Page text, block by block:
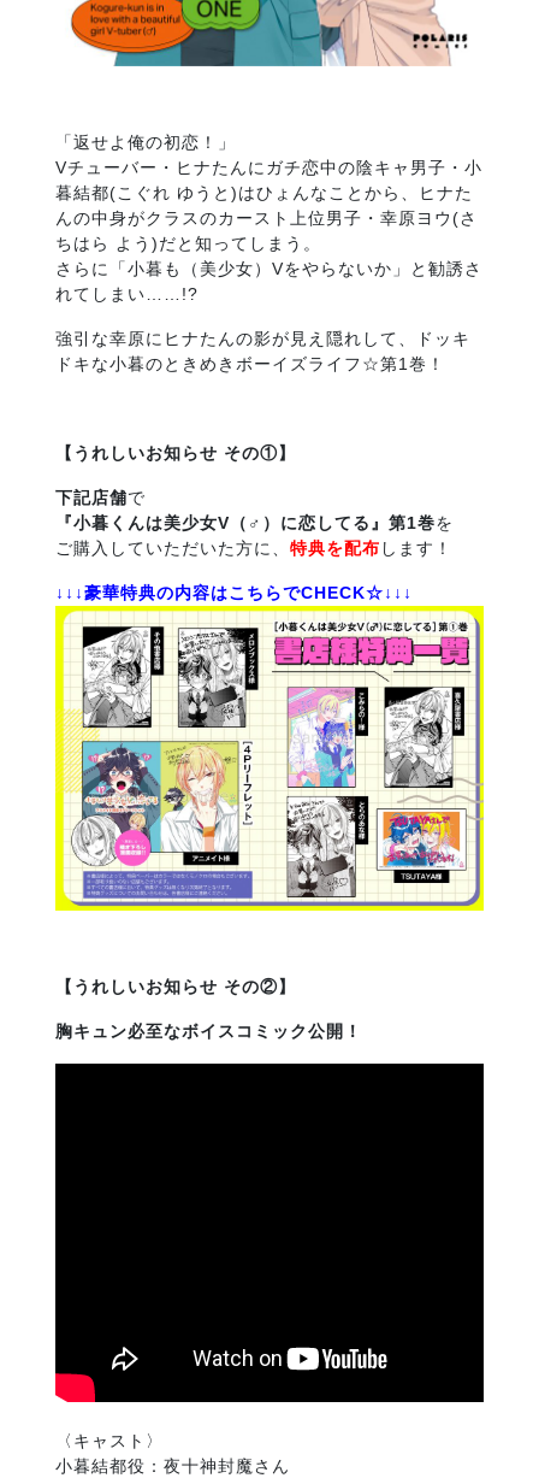
「返せよ俺の初恋！」
Vチューバー・ヒナたんにガチ恋中の陰キャ男子・小
暮結都(こぐれ ゆうと)はひょんなことから、ヒナた
んの中身がクラスのカースト上位男子・幸原ヨウ(さ
ちはら よう)だと知ってしまう。
さらに「小暮も（美少女）Vをやらないか」と勧誘さ
れてしまい……!?
強引な幸原にヒナたんの影が見え隠れして、ドッキ
ドキな小暮のときめきボーイズライフ☆第1巻！
【うれ しいお知らせ その①】
下記店舗で
『小暮くんは美少女V（♂）に恋してる』第1巻を
ご購入していただいた方に、 特典を配布 します！
↓↓↓豪華特典の内容はこちらでCHECK☆↓↓↓
【うれしいお知らせ その②】
胸キュン必至なボイスコミック公開！
〈キャスト〉
小暮結都役：夜十神封魔さん